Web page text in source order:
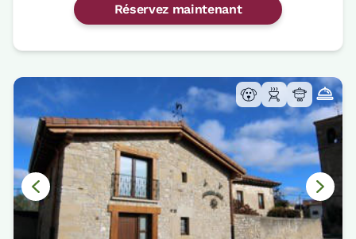
Réservez maintenant